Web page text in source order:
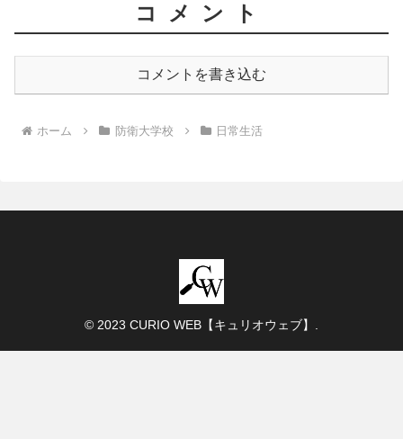
コメント
コメントを書き込む
ホーム 防衛大学校 日常生活
© 2023 CURIO WEB【キュリオウェブ】.